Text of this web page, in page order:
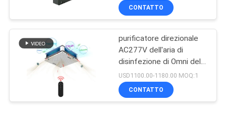
CONTATTO
purificatore direzionale
AC277V dell'aria di
disinfezione di Omni della
lampada UV germicida
150W
USD1100.00-1180.00 MOQ:1
CONTATTO